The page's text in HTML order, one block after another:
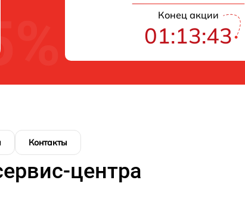
Конец акции
01:13:42
Контакты
центра